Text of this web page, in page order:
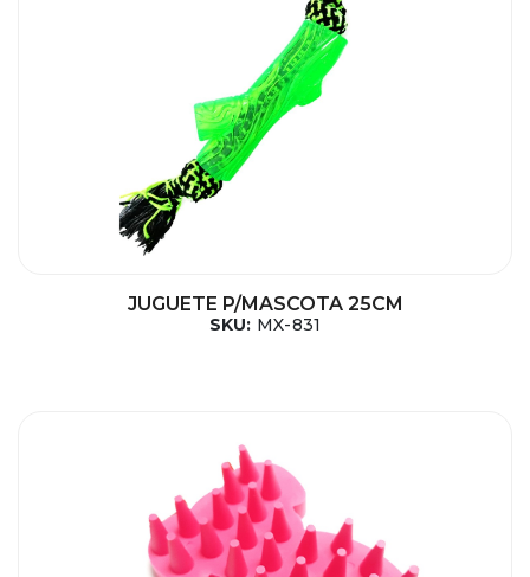
JUGUETE P/MASCOTA 25CM
SKU: MX-831